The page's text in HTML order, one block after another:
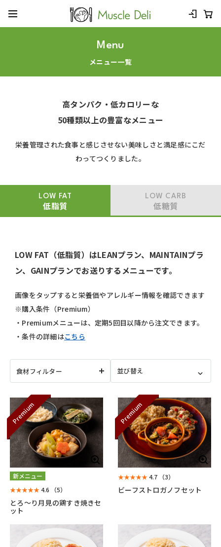
Menu
メニュー一覧
高タンパク・低カロリーな
50種類以上の豊富なメニュー
栄養管理された食事と感じさせない美味しさと満足感にこだ
わってつくりました。
LOW FAT
低脂質
LOW CARB
低糖質
LOW FAT（低脂質）はLEANプラン、MAINTAINプラ
ン、GAINプランでお送りするメニューです。
画像をタップすると栄養価やアレルギー情報を確認できます
※購入条件（Premium）
・Premiumメニューは、定期5回目以降から注文できます。
・条件の詳細はこちら
食材フィルター
Premium
新メニュー
★★★★★4.6 （5）
とろ～り月見の鶏すき焼きセ
ット
Premium
★★★★★4.7 （3）
ビーフストロガノフセット